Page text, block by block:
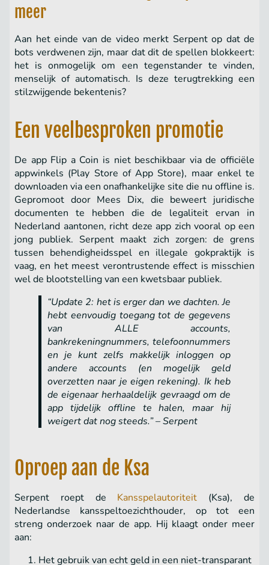
meer
Aan het einde van de video merkt Serpent op dat de
bots verdwenen zijn, maar dat dit de spellen blokkeert:
het is onmogelijk om een tegenstander te vinden,
menselijk of automatisch. Is deze terugtrekking een
stilzwijgende bekentenis?
Een veelbesproken promotie
De app Flip a Coin is niet beschikbaar via de officiële
appwinkels (Play Store of App Store), maar enkel te
downloaden via een onafhankelijke site die nu offline is.
Gepromoot door Mees Dix, die beweert juridische
documenten te hebben die de legaliteit ervan in
Nederland aantonen, richt deze app zich vooral op een
jong publiek. Serpent maakt zich zorgen: de grens
tussen behendigheidsspel en illegale gokpraktijk is
vaag, en het meest verontrustende effect is misschien
wel de blootstelling van een kwetsbaar publiek.
“Update 2: het is erger dan we dachten. Je
hebt eenvoudig toegang tot de gegevens
van ALLE accounts,
bankrekeningnummers, telefoonnummers
en je kunt zelfs makkelijk inloggen op
andere accounts (en mogelijk geld
overzetten naar je eigen rekening). Ik heb
de eigenaar herhaaldelijk gevraagd om de
app tijdelijk offline te halen, maar hij
weigert dat nog steeds.” – Serpent
Oproep aan de Ksa
Serpent roept de Kansspelautoriteit (Ksa), de
Nederlandse kansspeltoezichthouder, op tot een
streng onderzoek naar de app. Hij klaagt onder meer
aan:
Het gebruik van echt geld in een niet-transparant